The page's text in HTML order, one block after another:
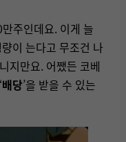
주인데요. 이게 늘
이 는다고 무조건 나
지만요. 어쨌든 코베
배당’을 받을 수 있는